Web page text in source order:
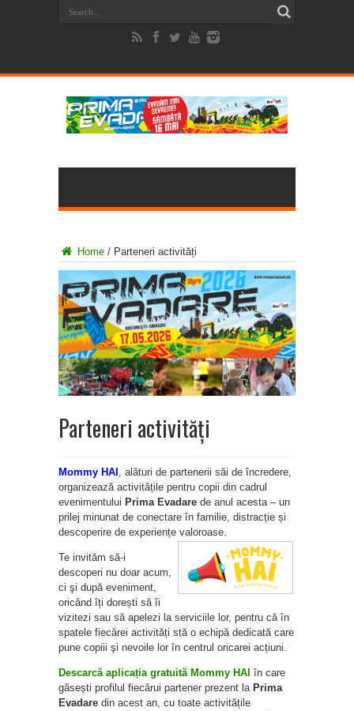
Home / Parteneri activități
Parteneri activități
Mommy HAI , alături de partenerii săi de încredere,
organizează activitățile pentru copii din cadrul
evenimentului Prima Evadare de anul acesta – un
prilej minunat de conectare în familie, distracție și
descoperire de experiențe valoroase.
Te invităm să-i
descoperi nu doar acum,
ci şi după eveniment,
oricând îți dorești să îi
vizitezi sau să apelezi la serviciile lor, pentru că în
spatele fiecărei activități stă o echipă dedicată care
pune copiii şi nevoile lor în centrul oricarei acțiuni.
Descarcă aplicația gratuită Mommy HAI în care
găsești profilul fiecărui partener prezent la Prima
Evadare din acest an, cu toate activitățile